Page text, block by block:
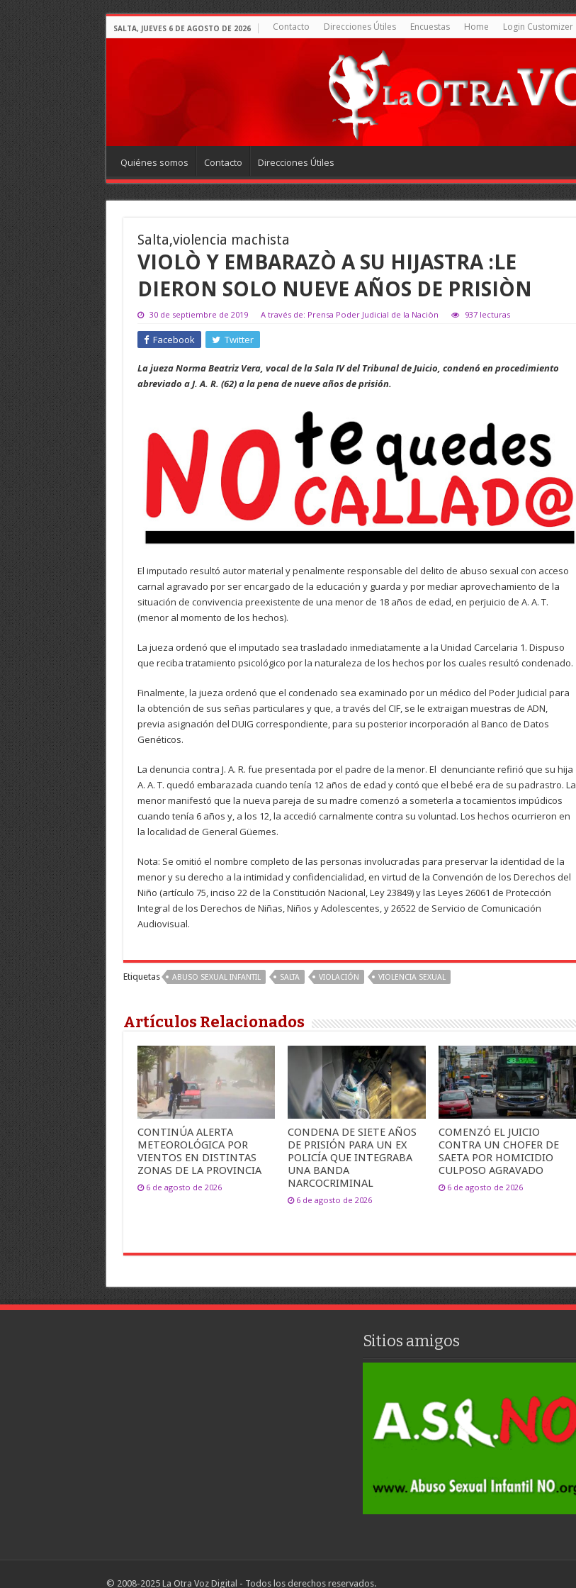
SALTA, JUEVES 6 DE AGOSTO DE 2026 Contacto Direcciones Útiles Encuestas Home Login Customizer
Quiénes somos Contacto Direcciones Útiles
Salta,violencia machista
VIOLÒ Y EMBARAZÒ A SU HIJASTRA :LE
DIERON SOLO NUEVE AÑOS DE PRISIÒN
30 de septiembre de 2019 A través de: Prensa Poder Judicial de la Naciòn 937 lecturas
Facebook Twitter
La jueza Norma Beatriz Vera, vocal de la Sala IV del Tribunal de Juicio, condenó en procedimiento
abreviado a J. A. R. (62) a la pena de nueve años de prisión.
El imputado resultó autor material y penalmente responsable del delito de abuso sexual con acceso
carnal agravado por ser encargado de la educación y guarda y por mediar aprovechamiento de la
situación de convivencia preexistente de una menor de 18 años de edad, en perjuicio de A. A. T.
(menor al momento de los hechos).
La jueza ordenó que el imputado sea trasladado inmediatamente a la Unidad Carcelaria 1. Dispuso
que reciba tratamiento psicológico por la naturaleza de los hechos por los cuales resultó condenado.
Finalmente, la jueza ordenó que el condenado sea examinado por un médico del Poder Judicial para
la obtención de sus señas particulares y que, a través del CIF, se le extraigan muestras de ADN,
previa asignación del DUIG correspondiente, para su posterior incorporación al Banco de Datos
Genéticos.
La denuncia contra J. A. R. fue presentada por el padre de la menor. El denunciante refirió que su hija
A. A. T. quedó embarazada cuando tenía 12 años de edad y contó que el bebé era de su padrastro. La
menor manifestó que la nueva pareja de su madre comenzó a someterla a tocamientos impúdicos
cuando tenía 6 años y, a los 12, la accedió carnalmente contra su voluntad. Los hechos ocurrieron en
la localidad de General Güemes.
Nota: Se omitió el nombre completo de las personas involucradas para preservar la identidad de la
menor y su derecho a la intimidad y confidencialidad, en virtud de la Convención de los Derechos del
Niño (artículo 75, inciso 22 de la Constitución Nacional, Ley 23849) y las Leyes 26061 de Protección
Integral de los Derechos de Niñas, Niños y Adolescentes, y 26522 de Servicio de Comunicación
Audiovisual.
Etiquetas ABUSO SEXUAL INFANTIL SALTA VIOLACIÓN VIOLENCIA SEXUAL
Artículos Relacionados
CONTINÚA ALERTA
METEOROLÓGICA POR
VIENTOS EN DISTINTAS
ZONAS DE LA PROVINCIA
6 de agosto de 2026
CONDENA DE SIETE AÑOS
DE PRISIÓN PARA UN EX
POLICÍA QUE INTEGRABA
UNA BANDA
NARCOCRIMINAL
6 de agosto de 2026
COMENZÓ EL JUICIO
CONTRA UN CHOFER DE
SAETA POR HOMICIDIO
CULPOSO AGRAVADO
6 de agosto de 2026
Sitios amigos
© 2008-2025 La Otra Voz Digital - Todos los derechos reservados.